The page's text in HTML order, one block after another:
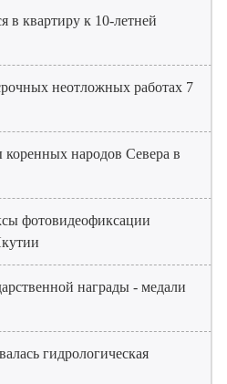
в квартиру к 10-летней
неотложных работах 7
народов Севера в
фотовидеофиксации
награды - медали
гидрологическая